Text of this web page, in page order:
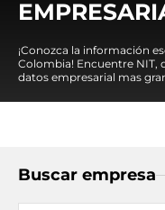
¡Conozca la información
Colombia! Encuentre NIT,
datos empresarial mas
Buscar empresa